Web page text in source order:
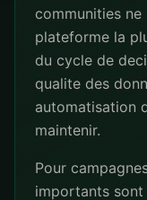
communities
plateforme la
du cycle de
qualite des
automatisation
maintenir.
Pour
importants sont